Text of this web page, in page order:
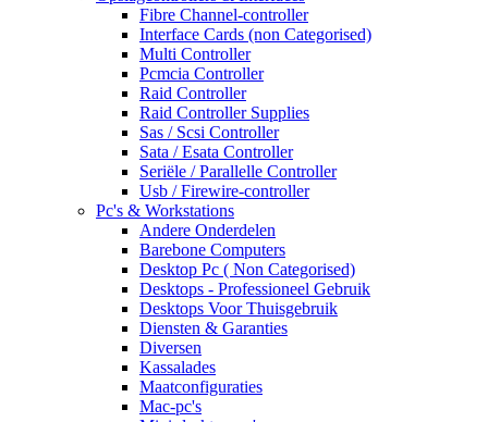
Fibre Channel-controller
Interface Cards (non Categorised)
Multi Controller
Pcmcia Controller
Raid Controller
Raid Controller Supplies
Sas / Scsi Controller
Sata / Esata Controller
Seriële / Parallelle Controller
Usb / Firewire-controller
Pc's & Workstations
Andere Onderdelen
Barebone Computers
Desktop Pc ( Non Categorised)
Desktops - Professioneel Gebruik
Desktops Voor Thuisgebruik
Diensten & Garanties
Diversen
Kassalades
Maatconfiguraties
Mac-pc's